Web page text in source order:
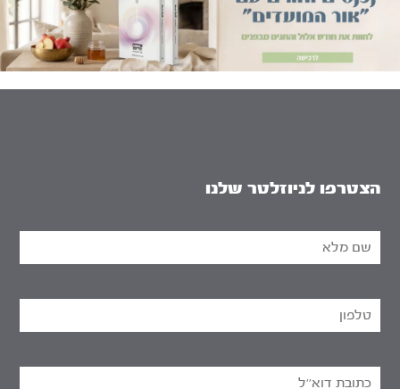
הצטרפו לניוזלטר שלנו